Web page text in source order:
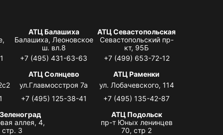
АТЦ Балашиха
Балашиха, Леоновское
ш. вл.8
+7 (495) 431-63-63
АТЦ Севастопольская
Севастопольский пр-
кт, 95Б
+7 (499) 653-72-12
АТЦ Солнцево
ул.Главмосстроя 7а
+7 (495) 125-38-41
АТЦ Раменки
ул. Лобачевского, 114
+7 (495) 135-42-87
аллея, 4,
стр. 3
АТЦ Подольск
пр-т Юных ленинцев
70, стр 2